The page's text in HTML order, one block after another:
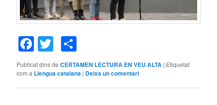
Facebook
Twitter
Publicat dins de CERTAMEN LECTURA EN VEU ALTA | Etiquetat
com a Llengua catalana | Deixa un comentari